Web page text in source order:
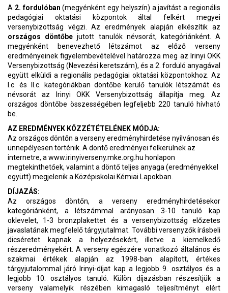
A 2. fordulóban (megyénként egy helyszín) a javítást a regionális
pedagógiai oktatási központok által felkért megyei
versenybizottság végzi. Az eredmények alapján elkészítik az
országos döntőbe jutott tanulók névsorát, kategóriánként. A
megyénként benevezhető létszámot az előző verseny
eredményeinek figyelembevételével határozza meg az Irinyi OKK
Versenybizottság (Nevezési keretszám), és a 2. forduló anyagával
együtt elküldi a regionális pedagógiai oktatási központokhoz. Az
I.c. és II.c. kategóriákban döntőbe kerülő tanulók létszámát és
névsorát az Irinyi OKK Versenybizottság állapítja meg. Az
országos döntőbe összességében legfeljebb 220 tanuló hívható
be.
AZ EREDMÉNYEK KÖZZÉTÉTELÉNEK MÓDJA:
Az országos döntőn a verseny eredményhirdetése nyilvánosan és
ünnepélyesen történik. A döntő eredményei felkerülnek az
internetre, a www.irinyiverseny.mke.org.hu honlapon
megtekinthetőek, valamint a döntő teljes anyaga (eredményekkel
együtt) megjelenik a Középiskolai Kémiai Lapokban.
DÍJAZÁS:
Az országos döntőn, a verseny eredményhirdetésekor
kategóriánként, a létszámmal arányosan 3-10 tanuló kap
oklevelet, 1-3 bronzplakettet és a versenybizottság előzetes
javaslatának megfelelő tárgyjutalmat. További versenyzők írásbeli
dicséretet kapnak a helyezésekért, illetve a kiemelkedő
részeredményekért. A verseny egészére vonatkozó általános és
szakmai értékek alapján az 1998-ban alapított, értékes
tárgyjutalommal járó Irinyi-díjat kap a legjobb 9. osztályos és a
legjobb 10. osztályos tanuló. Külön díjazásban részesítjük a
verseny valamelyik részében kimagasló teljesítményt elért